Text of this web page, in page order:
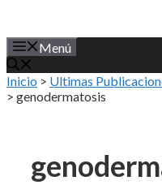
Menú
Inicio > Ultimas
> genodermatosis